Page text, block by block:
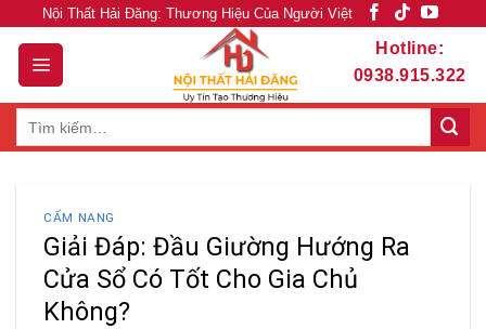
content
Nội Thất Hải Đăng: Thương Hiệu Của Người Việt
Hotline:
0938.915.322
CẨM NANG
Giải Đáp: Đầu Giường Hướng Ra
Cửa Sổ Có Tốt Cho Gia Chủ
Không?